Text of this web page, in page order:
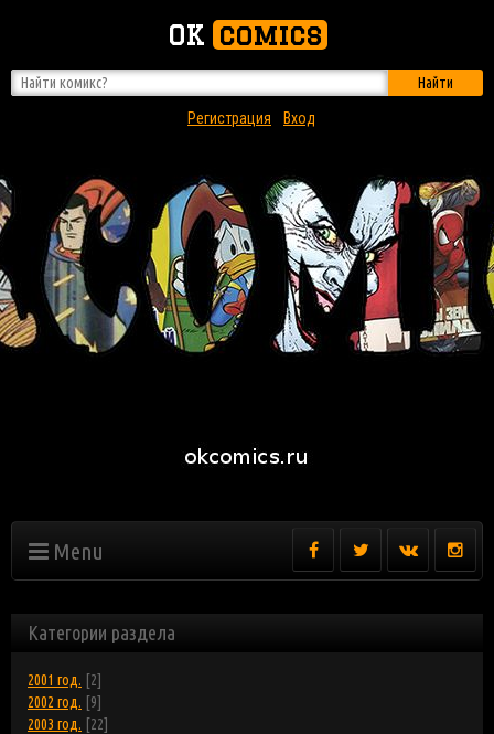
OK comics
Найти
Регистрация
Вход
Menu
Категории раздела
2001 год. [2]
2002 год. [9]
2003 год. [22]